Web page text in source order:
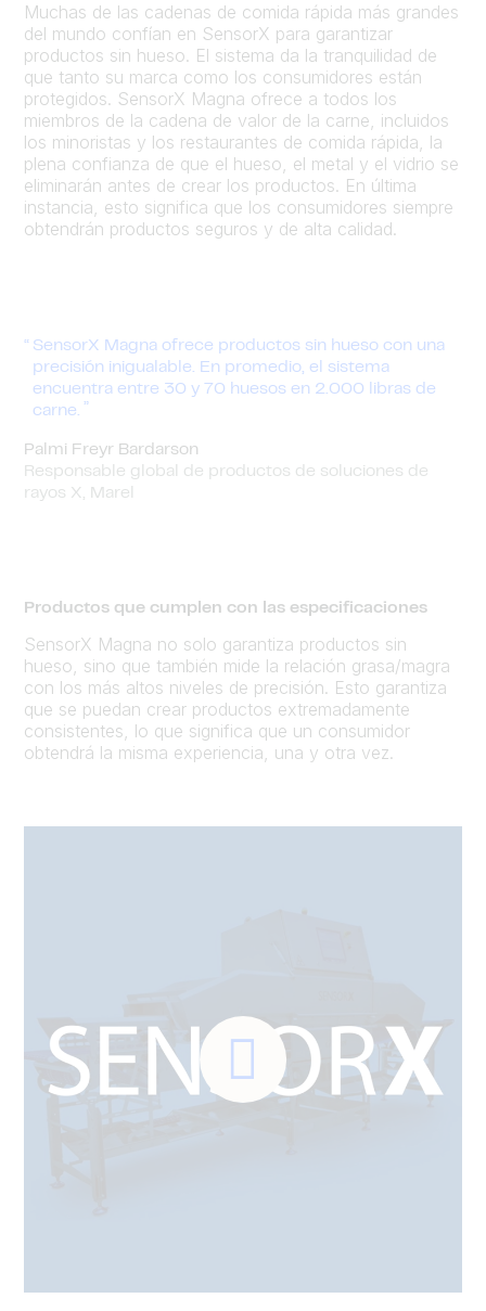
Muchas de las cadenas de comida rápida más grandes
del mundo confían en SensorX para garantizar
productos sin hueso. El sistema da la tranquilidad de
que tanto su marca como los consumidores están
protegidos. SensorX Magna ofrece a todos los
miembros de la cadena de valor de la carne, incluidos
los minoristas y los restaurantes de comida rápida, la
plena confianza de que el hueso, el metal y el vidrio se
eliminarán antes de crear los productos. En última
instancia, esto significa que los consumidores siempre
obtendrán productos seguros y de alta calidad.
SensorX Magna ofrece productos sin hueso con una
precisión inigualable. En promedio, el sistema
encuentra entre 30 y 70 huesos en 2.000 libras de
carne.
Palmi Freyr Bardarson
Responsable global de productos de soluciones de
rayos X, Marel
Productos que cumplen con las especificaciones
SensorX Magna no solo garantiza productos sin
hueso, sino que también mide la relación grasa/magra
con los más altos niveles de precisión. Esto garantiza
que se puedan crear productos extremadamente
consistentes, lo que significa que un consumidor
obtendrá la misma experiencia, una y otra vez.